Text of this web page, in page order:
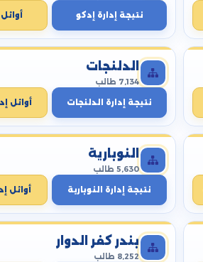
نتيجة إدارة إدكو
الدلنجات
7,134 طالب
نتيجة إدارة الدلنجات أوائل
النوبارية
5,630 طالب
نتيجة إدارة النوبارية أوائل
بندر كفر الدوار
8,252 طالب